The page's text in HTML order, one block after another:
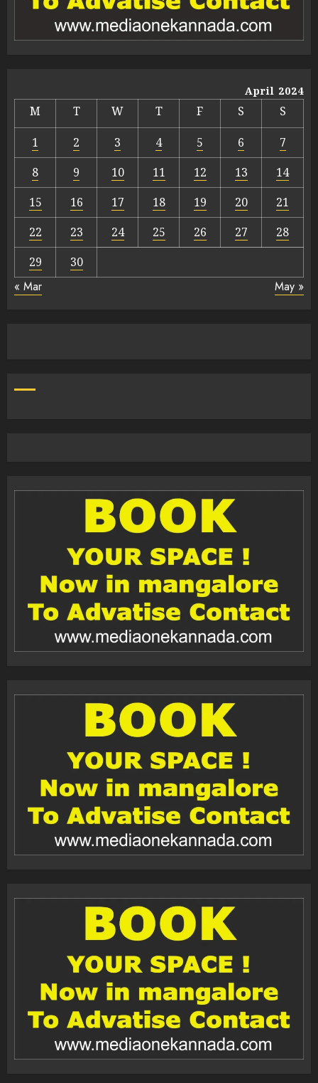
April 2024
M T W T F S
S
1
2 3 4 5 6
7
8
9 10 11 12 13
14
15
16 17 18 19 20
21
22
23 24 25 26 27
28
29
30
« Mar May »